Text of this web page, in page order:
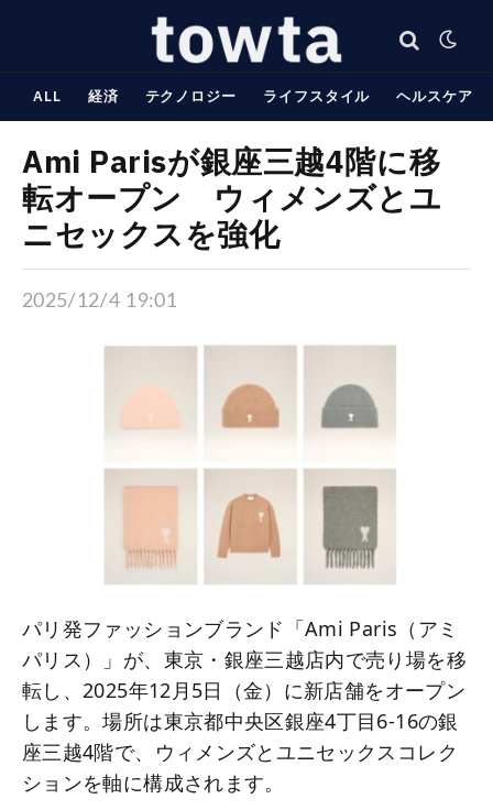
ALL 経済 テクノロジー ライフスタイル ヘルスケア
Ami Parisが銀座三越4階に移
転オープン ウィメンズとユ
ニセックスを強化
2025/12/4 19:01
パリ発ファッションブランド「Ami Paris（アミ
パリス）」が、東京・銀座三越店内で売り場を移
転し、2025年12月5日（金）に新店舗をオープン
します。場所は東京都中央区銀座4丁目6-16の銀
座三越4階で、ウィメンズとユニセックスコレク
ションを軸に構成されます。